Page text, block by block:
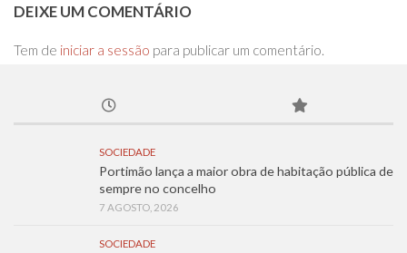
DEIXE UM COMENTÁRIO
Tem de iniciar a sessão para publicar um comentário.
SOCIEDADE
Portimão lança a maior obra de habitação pública de
sempre no concelho
7 AGOSTO, 2026
SOCIEDADE